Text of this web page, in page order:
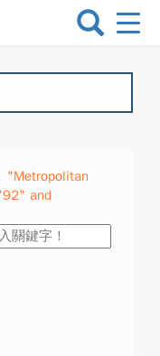
選
換
"Metropolitan
and